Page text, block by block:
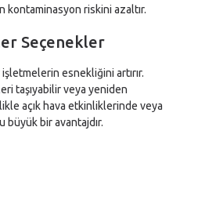
kontaminasyon riskini azaltır.
Seçenekler
esnekliğini artırır.
taşıyabilir veya yeniden
açık hava etkinliklerinde veya
büyük bir avantajdır.